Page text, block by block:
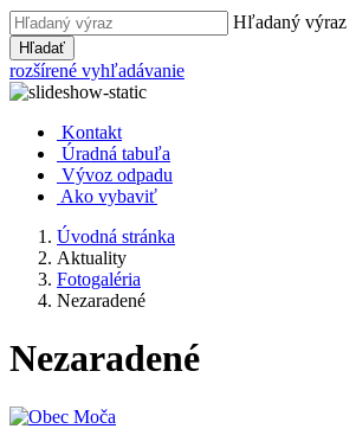
Hľadaný výraz
Hľadať
rozšírené vyhľadávanie
Kontakt
Úradná tabuľa
Vývoz odpadu
Ako vybaviť
Úvodná stránka
Aktuality
Fotogaléria
Nezaradené
Nezaradené